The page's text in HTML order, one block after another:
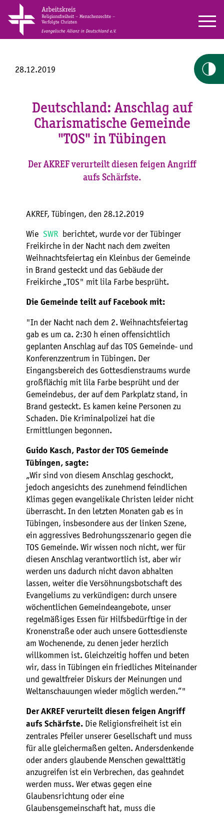
28.12.2019
Deutschland: Anschlag auf
Charismatische Gemeinde
"TOS" in Tübingen
Der AKREF verurteilt diesen feigen Angriff
aufs Schärfste.
AKREF, Tübingen, den 28.12.2019
Wie SWR berichtet, wurde vor der Tübinger
Freikirche in der Nacht nach dem zweiten
Weihnachtsfeiertag ein Kleinbus der Gemeinde
in Brand gesteckt und das Gebäude der
Freikirche „TOS" mit lila Farbe besprüht.
Die Gemeinde teilt auf Facebook mit:
"In der Nacht nach dem 2. Weihnachtsfeiertag
gab es um ca. 2:30 h einen offensichtlich
geplanten Anschlag auf das TOS Gemeinde- und
Konferenzzentrum in Tübingen. Der
Eingangsbereich des Gottesdienstraums wurde
großflächig mit lila Farbe besprüht und der
Gemeindebus, der auf dem Parkplatz stand, in
Brand gesteckt. Es kamen keine Personen zu
Schaden. Die Kriminalpolizei hat die
Ermittlungen begonnen.
Guido Kasch, Pastor der TOS Gemeinde
Tübingen, sagte:
„Wir sind von diesem Anschlag geschockt,
jedoch angesichts des zunehmend feindlichen
Klimas gegen evangelikale Christen leider nicht
überrascht. In den letzten Monaten gab es in
Tübingen, insbesondere aus der linken Szene,
ein aggressives Bedrohungsszenario gegen die
TOS Gemeinde. Wir wissen noch nicht, wer für
diesen Anschlag verantwortlich ist, aber wir
werden uns dadurch nicht davon abhalten
lassen, weiter die Versöhnungsbotschaft des
Evangeliums zu verkündigen: durch unsere
wöchentlichen Gemeindeangebote, unser
regelmäßiges Essen für Hilfsbedürftige in der
Kronenstraße oder auch unsere Gottesdienste
am Wochenende, zu denen jeder herzlich
willkommen ist. Gleichzeitig hoffen und beten
wir, dass in Tübingen ein friedliches Miteinander
und gewaltfreier Diskurs der Meinungen und
Weltanschauungen wieder möglich werden.“"
Der AKREF verurteilt diesen feigen Angriff
aufs Schärfste. Die Religionsfreiheit ist ein
zentrales Pfeiler unserer Gesellschaft und muss
für alle gleichermaßen gelten. Andersdenkende
oder anders glaubende Menschen gewalttätig
anzugreifen ist ein Verbrechen, das geahndet
werden muss. Wer etwas gegen eine
Glaubensrichtung oder eine
Glaubensgemeinschaft hat, muss die